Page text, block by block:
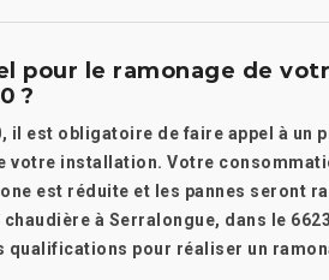
pour le ramonage de
?
il est obligatoire de faire appel à un
votre installation. Votre
est réduite et les pannes seront
à Serralongue, dans le
pour réaliser un